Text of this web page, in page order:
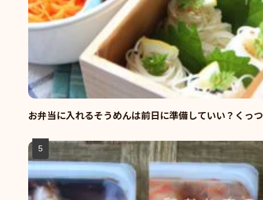
お弁当に入れるそうめんは前日に準備していい？くっ